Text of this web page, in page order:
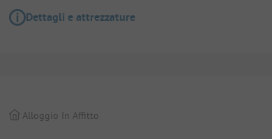
Dettagli e attrezzature
Alloggio In Affitto